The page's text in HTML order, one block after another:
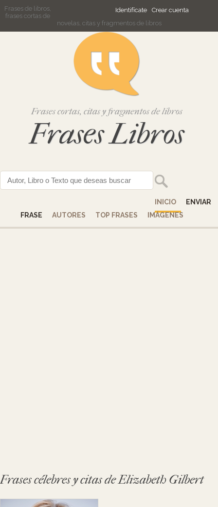
Identifícate Crear cuenta
Frases de libros,
frases cortas de
novelas, citas y fragmentos de libros
Frases cortas, citas y fragmentos de libros
Frases Libros
INICIO
ENVIAR
FRASE
AUTORES TOP FRASES IMÁGENES
Frases célebres y citas de Elizabeth Gilbert